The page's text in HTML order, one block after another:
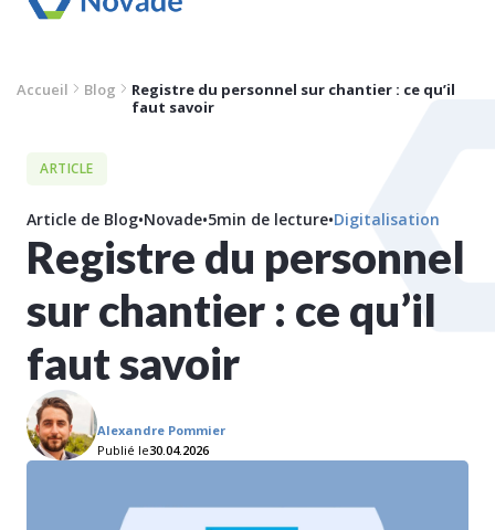
Accueil Blog
Registre du personnel sur chantier : ce qu’il
faut savoir
ARTICLE
Article de Blog•Novade•5min de lecture•Digitalisation
Registre du personnel
sur chantier : ce qu’il
faut savoir
Alexandre Pommier
Publié le30.04.2026